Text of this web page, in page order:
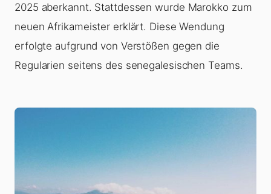
2025 aberkannt. Stattdessen wurde Marokko zum
neuen Afrikameister erklärt. Diese Wendung
erfolgte aufgrund von Verstößen gegen die
Regularien seitens des senegalesischen Teams.